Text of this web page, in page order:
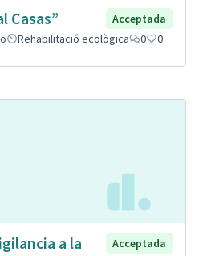
Casas”
Acceptada
Rehabilitació ecològica 0 0
a la
Acceptada